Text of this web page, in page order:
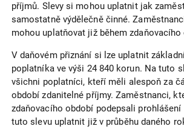
příjmů. Slevy si mohou uplatnit jak
samostatně výdělečně činné.
mohou uplatňovat již během zdaňovacího
V daňovém přiznání si lze uplatnit
poplatníka ve výši 24 840 korun. Na tuto
všichni poplatníci, kteří měli alespoň za
období zdanitelné příjmy. Zaměstnanci,
zdaňovacího období podepsali prohlášení
tuto slevu uplatnit již v průběhu daného